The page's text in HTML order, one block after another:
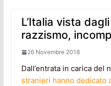
L’Italia vista
razzismo,
26 Novembre 2018
Dall’entrata in carica del
stranieri hanno dedicato